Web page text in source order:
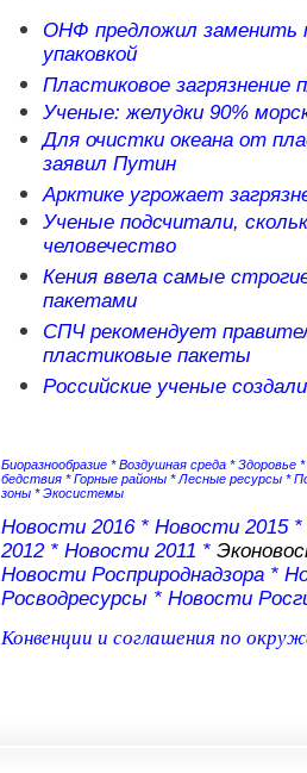
ОНФ предложил заменить
упаковкой
Пластиковое
Ученые: желудки 90%
Для очистки океана от
заявил Путин
Арктике угрожает
Ученые подсчитали,
человечество
Кения ввела самые
пакетами
СПЧ рекомендует
пластиковые пакеты
Российские ученые
Биоразнообразие *Воздушная среда *Здоровье *
бедствия *Горные районы *Лесные ресурсы *
зоны *Экосистемы
Новости 2016* Новости 2015*
2012* Новости 2011 *
Новости Росприроднадзора*
Росводресурсы * Новости
Конвенции и соглашения по